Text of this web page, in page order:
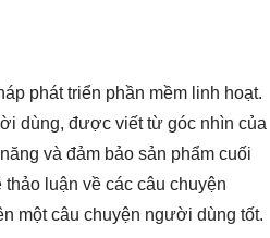
phát triển phần mềm linh hoạt.
dùng, được viết từ góc nhìn của
và đảm bảo sản phẩm cuối
luận về các câu chuyện
một câu chuyện người dùng tốt.